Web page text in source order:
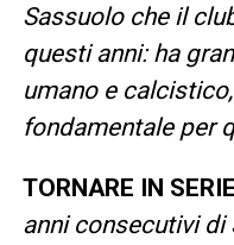
Sassuolo che il
questi anni: ha
umano e
fondamentale per
TORNARE IN
anni consecutivi di